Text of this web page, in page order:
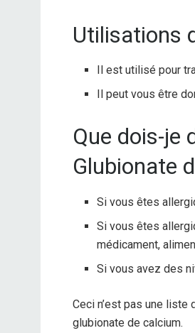
Utilisations
Il est utilisé pour
Il peut vous être
Que dois-je
Glubionate
Si vous êtes
Si vous êtes
médicament,
Si vous avez des
Ceci n’est pas une
glubionate de calcium.